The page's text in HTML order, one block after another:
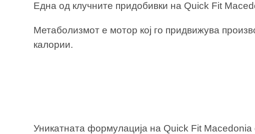
Една од клучните придобивки на Quick Fit
Метаболизмот е мотор кој го придвижува
калории.
Уникатната формулација на Quick Fit Macedonia